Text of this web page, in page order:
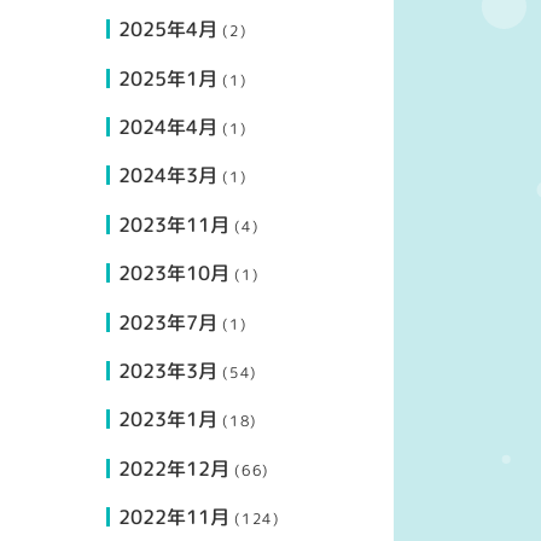
2025年4月 (2)
2025年1月 (1)
2024年4月 (1)
2024年3月 (1)
2023年11月 (4)
2023年10月 (1)
2023年7月 (1)
2023年3月 (54)
2023年1月 (18)
2022年12月 (66)
2022年11月 (124)